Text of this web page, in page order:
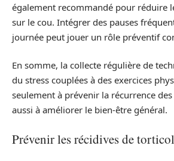
également recommandé pour réduire
sur le cou. Intégrer des pauses
journée peut jouer un rôle préventif
En somme, la collecte régulière de
du stress couplées à des exercices
seulement à prévenir la récurrence
aussi à améliorer le bien-être général.
Prévenir les récidives de